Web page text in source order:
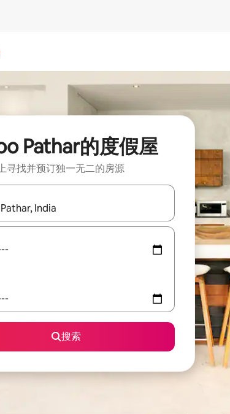
Pathar的度假屋
寻找并预订独一无二的房源
果，请使用上下方向键查看，或通过点击或滑动手势浏览
搜索